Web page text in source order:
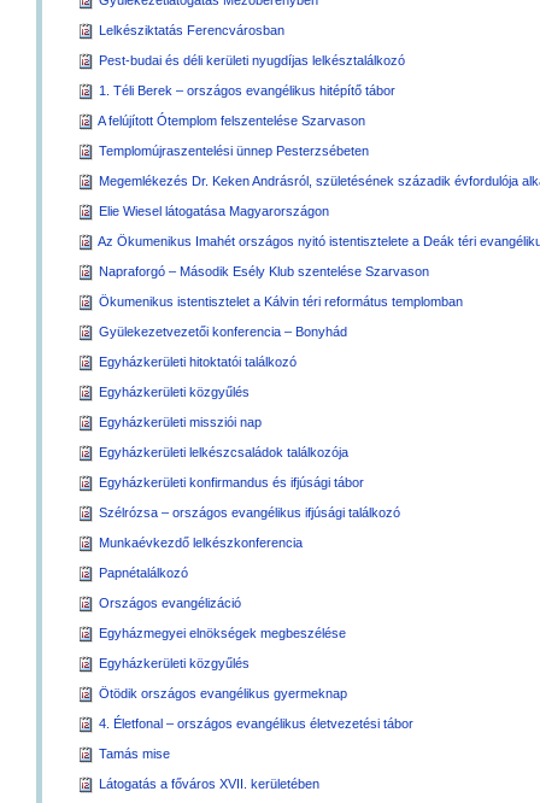
Lelkésziktatás Ferencvárosban
Pest-budai és déli kerületi nyugdíjas lelkésztalálkozó
1. Téli Berek – országos evangélikus hitépítő tábor
A felújított Ótemplom felszentelése Szarvason
Templomújraszentelési ünnep Pesterzsébeten
Megemlékezés Dr. Keken Andrásról, születésének századik évfordulója
Elie Wiesel látogatása Magyarországon
Az Ökumenikus Imahét országos nyitó istentisztelete a Deák téri
Napraforgó – Második Esély Klub szentelése Szarvason
Ökumenikus istentisztelet a Kálvin téri református templomban
Gyülekezetvezetői konferencia – Bonyhád
Egyházkerületi hitoktatói találkozó
Egyházkerületi közgyűlés
Egyházkerületi missziói nap
Egyházkerületi lelkészcsaládok találkozója
Egyházkerületi konfirmandus és ifjúsági tábor
Szélrózsa – országos evangélikus ifjúsági találkozó
Munkaévkezdő lelkészkonferencia
Papnétalálkozó
Országos evangélizáció
Egyházmegyei elnökségek megbeszélése
Egyházkerületi közgyűlés
Ötödik országos evangélikus gyermeknap
4. Életfonal – országos evangélikus életvezetési tábor
Tamás mise
Látogatás a főváros XVII. kerületében